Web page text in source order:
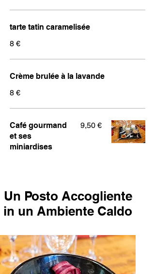
tarte tatin caramelisée
8 €
Crème brulée à la lavande
8 €
Café gourmand
et ses
miniardises
9,50 €
Un Posto Accogliente
in un Ambiente Caldo